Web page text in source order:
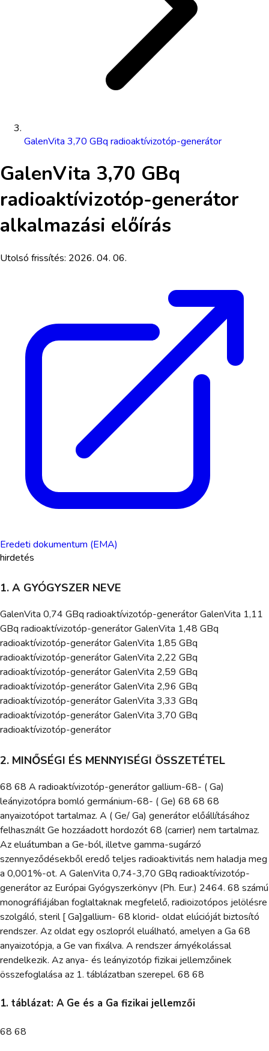
GalenVita 3,70 GBq radioaktívizotóp-generátor
GalenVita 3,70 GBq
radioaktívizotóp-generátor
alkalmazási előírás
Utolsó frissítés: 2026. 04. 06.
Eredeti dokumentum (EMA)
hirdetés
1. A GYÓGYSZER NEVE
GalenVita 0,74 GBq radioaktívizotóp-generátor GalenVita 1,11
GBq radioaktívizotóp-generátor GalenVita 1,48 GBq
radioaktívizotóp-generátor GalenVita 1,85 GBq
radioaktívizotóp-generátor GalenVita 2,22 GBq
radioaktívizotóp-generátor GalenVita 2,59 GBq
radioaktívizotóp-generátor GalenVita 2,96 GBq
radioaktívizotóp-generátor GalenVita 3,33 GBq
radioaktívizotóp-generátor GalenVita 3,70 GBq
radioaktívizotóp-generátor
2. MINŐSÉGI ÉS MENNYISÉGI ÖSSZETÉTEL
68 68 A radioaktívizotóp-generátor gallium-68- ( Ga)
leányizotópra bomló germánium-68- ( Ge) 68 68 68
anyaizotópot tartalmaz. A ( Ge/ Ga) generátor előállításához
felhasznált Ge hozzáadott hordozót 68 (carrier) nem tartalmaz.
Az eluátumban a Ge-ból, illetve gamma-sugárzó
szennyeződésekből eredő teljes radioaktivitás nem haladja meg
a 0,001%-ot. A GalenVita 0,74-3,70 GBq radioaktívizotóp-
generátor az Európai Gyógyszerkönyv (Ph. Eur.) 2464. 68 számú
monográfiájában foglaltaknak megfelelő, radioizotópos jelölésre
szolgáló, steril [ Ga]gallium- 68 klorid- oldat elúcióját biztosító
rendszer. Az oldat egy oszlopról eluálható, amelyen a Ga 68
anyaizotópja, a Ge van fixálva. A rendszer árnyékolással
rendelkezik. Az anya- és leányizotóp fizikai jellemzőinek
összefoglalása az 1. táblázatban szerepel. 68 68
1. táblázat: A Ge és a Ga fizikai jellemzői
68 68